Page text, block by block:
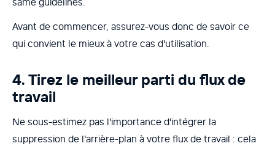
Avant de commencer, assurez-vous donc de savoir ce
qui convient le mieux à votre cas d'utilisation.
4. Tirez le meilleur parti du flux de
travail
Ne sous-estimez pas l'importance d'intégrer la
suppression de l'arrière-plan à votre flux de travail : cela